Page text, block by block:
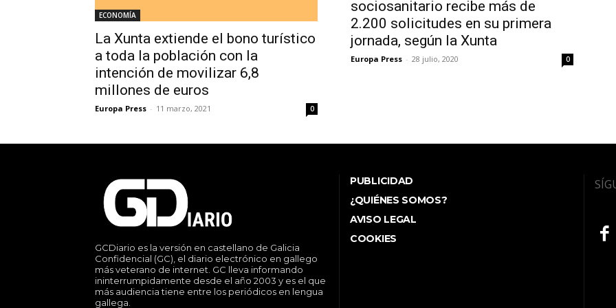
ECONOMÍA
La Xunta extiende el bono turístico
a toda la población con la
intención de movilizar 6,8
millones de euros
Europa Press - 11 marzo, 2021 0
sociosanitario recibe más de
2.200 solicitudes en su primera
jornada, según la Xunta
Europa Press - 28 julio, 2020 0
GCDiario es la versión en castellano de Galicia
Confidencial (GC), el diario electrónico en gallego
más veterano de internet. GC lleva informando
ininterrumpidamente desde el año 2003 y es el que
más audiencia tiene entre los periódicos en lengua
gallega.
PUBLICIDAD
¿QUIÉNES SOMOS?
AVISO LEGAL
COOKIES